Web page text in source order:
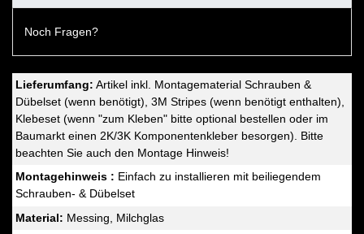
Noch Fragen?
Lieferumfang: Artikel inkl. Montagematerial Schrauben &
Dübelset (wenn benötigt), 3M Stripes (wenn benötigt enthalten),
Klebeset (wenn "zum Kleben" bitte optional bestellen oder im
Baumarkt einen 2K/3K Komponentenkleber besorgen). Bitte
beachten Sie auch den Montage Hinweis!
Montagehinweis : Einfach zu installieren mit beiliegendem
Schrauben- & Dübelset
Material: Messing, Milchglas